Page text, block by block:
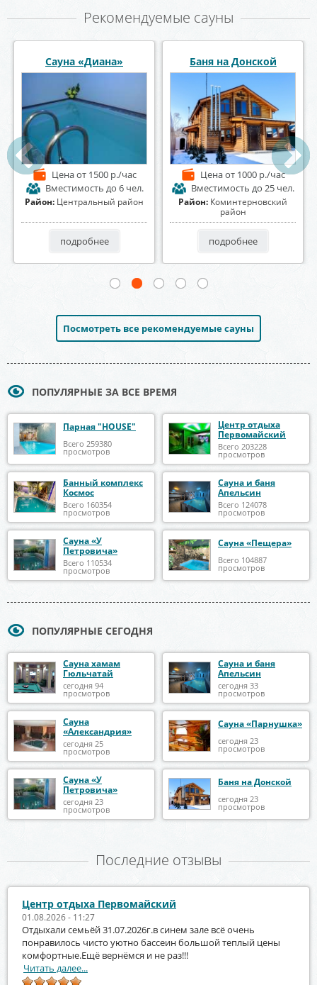
Рекомендуемые сауны
Сауна Восточная сказка
Ценаот 2500 р./час
Вместимость до 8 чел.
Район:Левобережный район
подробнее
Банный комплекс
Космос
Ценаот 1500 р./час
Вместимость до 25 чел.
Район: Коминтерновский
район
подробнее
Посмотреть все рекомендуемые сауны
ПОПУЛЯРНЫЕ ЗА ВСЕ ВРЕМЯ
Парная "HOUSE"
Всего 259380
просмотров
Центр отдыха
Первомайский
Всего 203228
просмотров
Банный комплекс
Космос
Всего 160354
просмотров
Сауна и баня
Апельсин
Всего 124078
просмотров
Сауна «У
Петровича»
Всего 110534
просмотров
Сауна «Пещера»
Всего 104887
просмотров
ПОПУЛЯРНЫЕ СЕГОДНЯ
Сауна хамам
Гюльчатай
сегодня 94
просмотров
Сауна и баня
Апельсин
сегодня 33
просмотров
Сауна
«Александрия»
сегодня 25
просмотров
Сауна «Парнушка»
сегодня 23
просмотров
Сауна «У
Петровича»
сегодня 23
просмотров
Баня на Донской
сегодня 23
просмотров
Последние отзывы
Центр отдыха Первомайский
01.08.2026 - 11:27
Отдыхали семьёй 31.07.2026г.в синем зале всё очень
понравилось чисто уютно бассеин большой теплый цены
комфортные.Ещё вернёмся и не раз!!!
Читать далее...